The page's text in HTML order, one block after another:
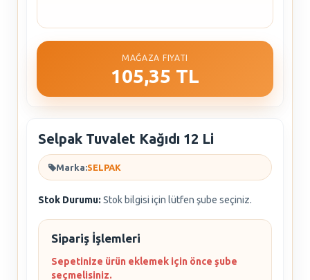
MAĞAZA FIYATI
105,35 TL
Selpak Tuvalet Kağıdı 12 Li
Marka:SELPAK
Stok Durumu: Stok bilgisi için lütfen şube seçiniz.
Sipariş İşlemleri
Sepetinize ürün eklemek için önce şube
seçmelisiniz.